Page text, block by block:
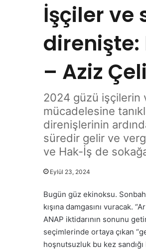
İşçiler ve
direnişte:
– Aziz
2024 güzü işçilerin
mücadelesine
direnişlerinin
süredir gelir ve
ve Hak-İş de
Eylül 23, 2024
Bugün güz ekinoksu.
kışına damgasını vuracak.
ANAP iktidarının sonunu
seçimlerinde ortaya çıkan
hoşnutsuzluk bu kez